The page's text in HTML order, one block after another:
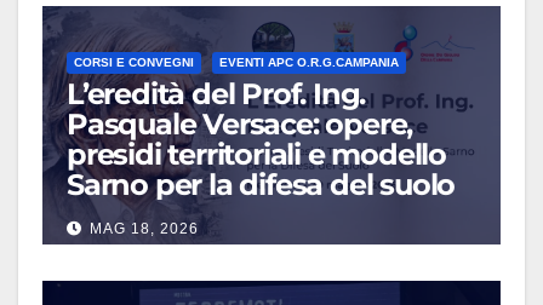
CORSI E CONVEGNI EVENTI APC O.R.G.CAMPANIA
L’eredità del Prof. Ing.
Pasquale Versace: opere,
presidi territoriali e modello
Sarno per la difesa del suolo
MAG 18, 2026